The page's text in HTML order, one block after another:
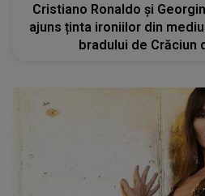
Cristiano Ronaldo și
ajuns ținta ironiilor din
bradului de Crăciun